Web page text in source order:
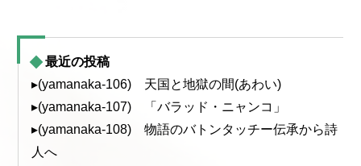
最近の投稿
▸(yamanaka-106) 天国と地獄の間(あわい)
▸(yamanaka-107) 「バラッド・ニャンコ」
▸(yamanaka-108) 物語のバトンタッチー伝承から詩
人へ